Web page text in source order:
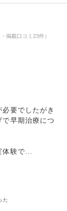
掲載口コミ23件）
要でしたがき
早期治療につ
験で...
た